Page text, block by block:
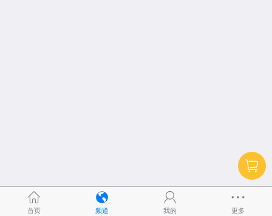
首页 频道 我的 更多